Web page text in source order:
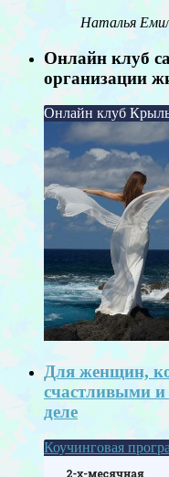
Наталья
Онлайн клуб
организации
Онлайн клуб
Для женщин,
счастливыми
деле
Коучинговая